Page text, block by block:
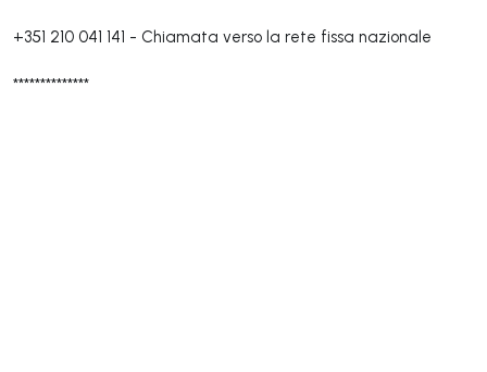
+351 210 041 141 - Chiamata verso la rete fissa nazionale
**************